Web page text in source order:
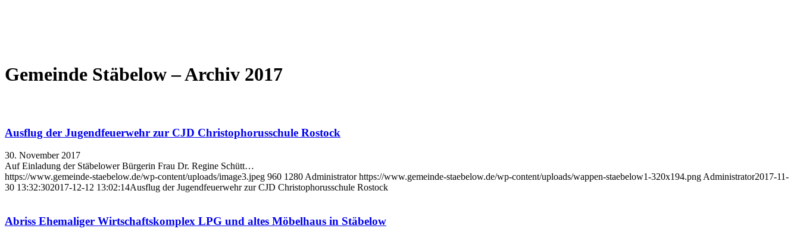
Gemeinde Stäbelow – Archiv 2017
Ausflug der Jugendfeuerwehr zur CJD Christophorusschule Rostock
30. November 2017
Auf Einladung der Stäbelower Bürgerin Frau Dr. Regine Schütt…
https://www.gemeinde-staebelow.de/wp-content/uploads/image3.jpeg 960 1280 Administrator https://www.gemeinde-staebelow.de/wp-content/uploads/wappen-staebelow1-320x194.png Administrator2017-11-
30 13:32:302017-12-12 13:02:14Ausflug der Jugendfeuerwehr zur CJD Christophorusschule Rostock
Abriss Ehemaliger Wirtschaftskomplex LPG und altes Möbelhaus in Stäbelow